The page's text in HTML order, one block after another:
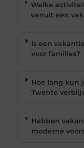
Welke
vanuit een
Is een
voor families?
Hoe lang kun
Twente
Hebben
moderne